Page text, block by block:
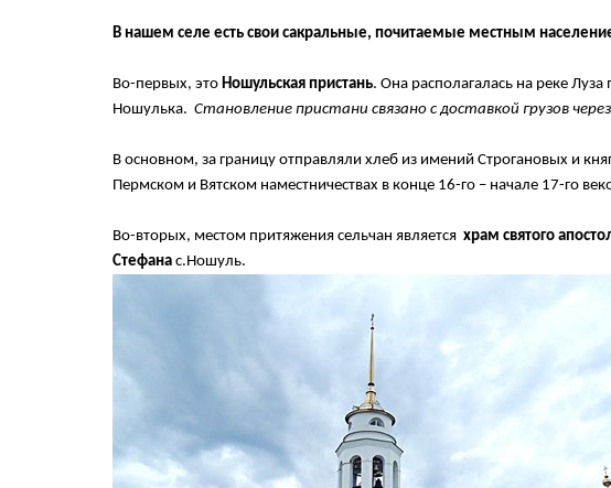
В нашем селе есть свои сакральные, почитаемые местным
Во-первых, это Ношульская пристань. Она располагалась на реке
Ношулька. Становление пристани связано с доставкой грузов
В основном, за границу отправляли хлеб из имений Строгановых и
Пермском и Вятском наместничествах в конце 16-го – начале 17-го
Во-вторых, местом притяжения сельчан является храм святого
Стефана с.Ношуль.